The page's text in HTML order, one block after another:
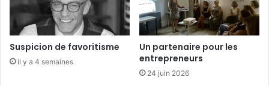
Suspicion de favoritisme
il y a 4 semaines
Un partenaire pour les
entrepreneurs
24 juin 2026